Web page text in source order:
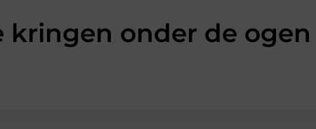
kringen onder de ogen